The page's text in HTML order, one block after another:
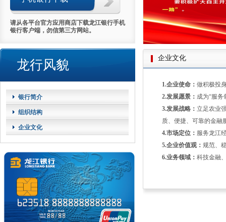
请从各平台官方应用商店下载龙江银行手机
银行客户端，勿信第三方网站。
龙行风貌
银行简介
组织结构
企业文化
企业文化
1.企业使命： 做积极投
2.发展愿景： 成为“服务
3.发展战略： 立足农业
质、便捷、可靠的金融
4.市场定位： 服务龙江
5.企业价值观： 规范、
6.业务领域： 科技金融